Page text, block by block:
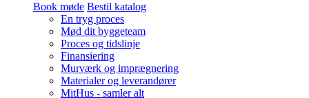
Book møde Bestil katalog
En tryg proces
Mød dit byggeteam
Proces og tidslinje
Finansiering
Murværk og imprægnering
Materialer og leverandører
MitHus - samler alt